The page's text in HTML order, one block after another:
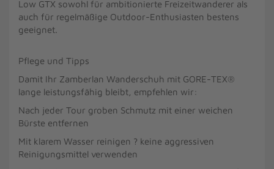
Low GTX sowohl für ambitionierte Freizeitwanderer als
auch für regelmäßige Outdoor-Enthusiasten bestens
geeignet.
Pflege und Tipps
Damit Ihr Zamberlan Wanderschuh mit GORE-TEX®
lange leistungsfähig bleibt, empfehlen wir:
Nach jeder Tour groben Schmutz mit einer weichen
Bürste entfernen
Mit klarem Wasser reinigen ? keine aggressiven
Reinigungsmittel verwenden